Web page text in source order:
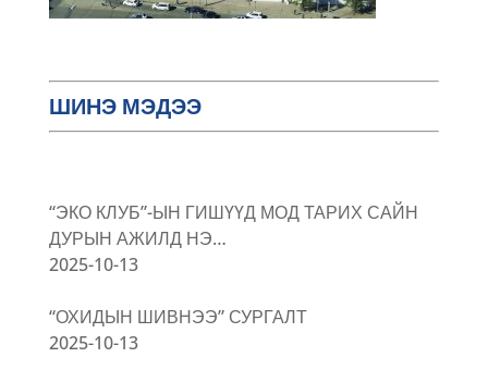
ШИНЭ МЭДЭЭ
“ЭКО КЛУБ”-ЫН ГИШҮҮД МОД ТАРИХ САЙН
ДУРЫН АЖИЛД НЭ…
2025-10-13
“ОХИДЫН ШИВНЭЭ” СУРГАЛТ
2025-10-13